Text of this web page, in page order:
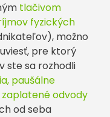
tlačivom
fyzických
možno
pre ktorý
ste sa rozhodli
paušálne
zaplatené odvody
od seba